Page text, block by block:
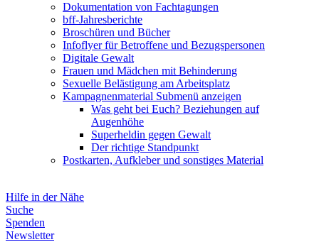
Dokumentation von Fachtagungen
bff-Jahresberichte
Broschüren und Bücher
Infoflyer für Betroffene und Bezugspersonen
Digitale Gewalt
Frauen und Mädchen mit Behinderung
Sexuelle Belästigung am Arbeitsplatz
Kampagnenmaterial Submenü anzeigen
Was geht bei Euch? Beziehungen auf
Augenhöhe
Superheldin gegen Gewalt
Der richtige Standpunkt
Postkarten, Aufkleber und sonstiges Material
Hilfe in der Nähe
Suche
Spenden
Newsletter